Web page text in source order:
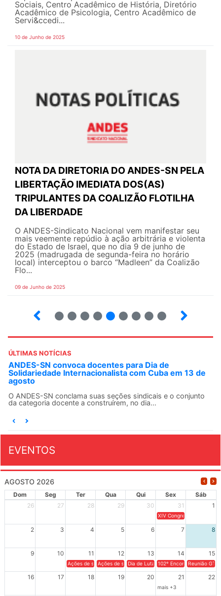
Sociais, Centro Acadêmico de História, Diretório
Acadêmico de Psicologia, Centro Acadêmico de
Servi&ccedi...
10 de Junho de 2025
NOTA DA DIRETORIA DO ANDES-SN PELA
LIBERTAÇÃO IMEDIATA DOS(AS)
TRIPULANTES DA COALIZÃO FLOTILHA
DA LIBERDADE
O ANDES-Sindicato Nacional vem manifestar seu
mais veemente repúdio à ação arbitrária e violenta
do Estado de Israel, que no dia 9 de junho de
2025 (madrugada de segunda-feira no horário
local) interceptou o barco “Madleen” da Coalizão
Flo...
09 de Junho de 2025
ÚLTIMAS NOTÍCIAS
ANDES-SN convoca docentes para Dia de
Solidariedade Internacionalista com Cuba em 13 de
agosto
O ANDES-SN conclama suas seções sindicais e o conjunto
da categoria docente a construírem, no dia...
EVENTOS
AGOSTO 2026
Dom Seg Ter Qua Qui Sex
Sáb
26
27 28 29 30 31 1
XIV Congresso Brasileiro
2 3 4 5 6 7 8
9 10 11 12 13 14 15
Ações de solidariedade a Cuba no Rio Grande do Sul - 100
Ações de solidariedade a Cuba no Rio Grande do
Dia de Luta em Defesa de Cuba e da
102º Encontro da
Reunião
16 17 18 19 20 21 22
mais +3